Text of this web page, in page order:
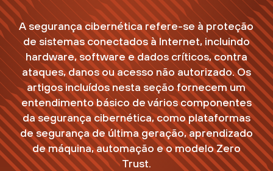
A segurança cibernética refere-se à proteção
de sistemas conectados à Internet, incluindo
hardware, software e dados críticos, contra
ataques, danos ou acesso não autorizado. Os
artigos incluídos nesta seção fornecem um
entendimento básico de vários componentes
da segurança cibernética, como plataformas
de segurança de última geração, aprendizado
de máquina, automação e o modelo Zero
Trust.